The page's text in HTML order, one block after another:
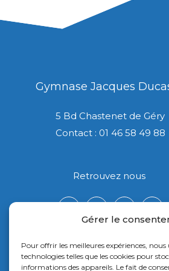
Gérer le
Pour offrir les meilleures expériences, nous
technologies telles que les cookies pour
informations des appareils. Le fait de
Gymnase Jacques
5 Bd Chastenet de Géry
Contact : 01 46 58 49 88
Retrouvez nous